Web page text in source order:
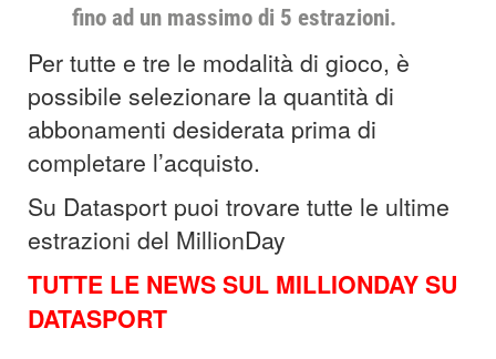
fino ad un massimo di 5 estrazioni.
Per tutte e tre le modalità di gioco, è
possibile selezionare la quantità di
abbonamenti desiderata prima di
completare l’acquisto.
Su Datasport puoi trovare tutte le ultime
estrazioni del MillionDay
TUTTE LE NEWS SUL MILLIONDAY SU
DATASPORT